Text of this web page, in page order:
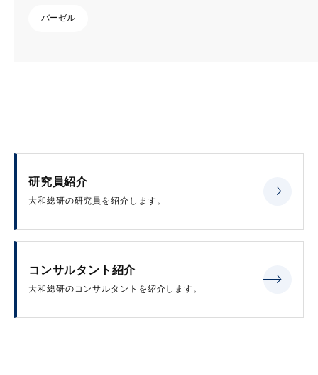
バーゼル
研究員紹介
大和総研の研究員を紹介します。
コンサルタント紹介
大和総研のコンサルタントを紹介します。